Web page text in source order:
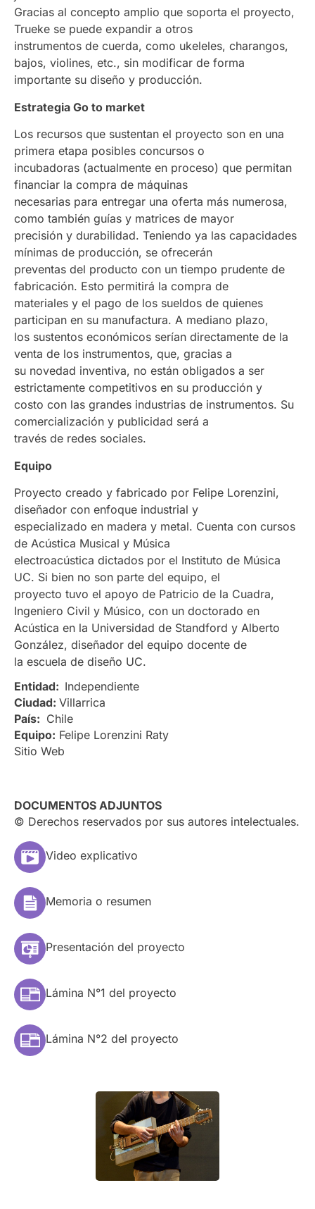
Entidad: Independiente
Ciudad: Villarrica
País: Chile
Equipo: Felipe Lorenzini Raty
Sitio Web
DOCUMENTOS ADJUNTOS
© Derechos reservados por sus autores intelectuales.
Video explicativo
Memoria o resumen
Presentación del proyecto
Lámina N°1 del proyecto
Lámina N°2 del proyecto
Gracias al concepto amplio que soporta el proyecto,
Trueke se puede expandir a otros
instrumentos de cuerda, como ukeleles, charangos,
bajos, violines, etc., sin modificar de forma
importante su diseño y producción.
Estrategia Go to market
Los recursos que sustentan el proyecto son en una
primera etapa posibles concursos o
incubadoras (actualmente en proceso) que permitan
financiar la compra de máquinas
necesarias para entregar una oferta más numerosa,
como también guías y matrices de mayor
precisión y durabilidad. Teniendo ya las capacidades
mínimas de producción, se ofrecerán
preventas del producto con un tiempo prudente de
fabricación. Esto permitirá la compra de
materiales y el pago de los sueldos de quienes
participan en su manufactura. A mediano plazo,
los sustentos económicos serían directamente de la
venta de los instrumentos, que, gracias a
su novedad inventiva, no están obligados a ser
estrictamente competitivos en su producción y
costo con las grandes industrias de instrumentos. Su
comercialización y publicidad será a
través de redes sociales.
Equipo
Proyecto creado y fabricado por Felipe Lorenzini,
diseñador con enfoque industrial y
especializado en madera y metal. Cuenta con cursos
de Acústica Musical y Música
electroacústica dictados por el Instituto de Música
UC. Si bien no son parte del equipo, el
proyecto tuvo el apoyo de Patricio de la Cuadra,
Ingeniero Civil y Músico, con un doctorado en
Acústica en la Universidad de Standford y Alberto
González, diseñador del equipo docente de
la escuela de diseño UC.